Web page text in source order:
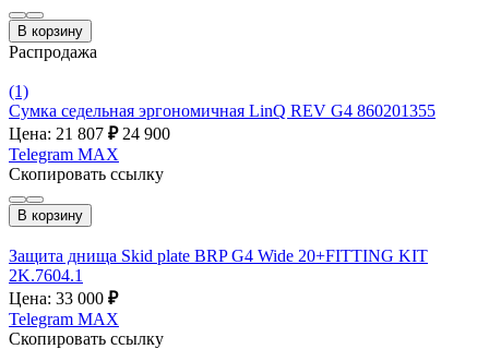
В корзину
Распродажа
(1)
Сумка седельная эргономичная LinQ REV G4 860201355
Цена: 21 807 ₽ 24 900
Telegram MAX
Скопировать ссылку
В корзину
Защита днища Skid plate BRP G4 Wide 20+FITTING KIT
2K.7604.1
Цена: 33 000 ₽
Telegram MAX
Скопировать ссылку